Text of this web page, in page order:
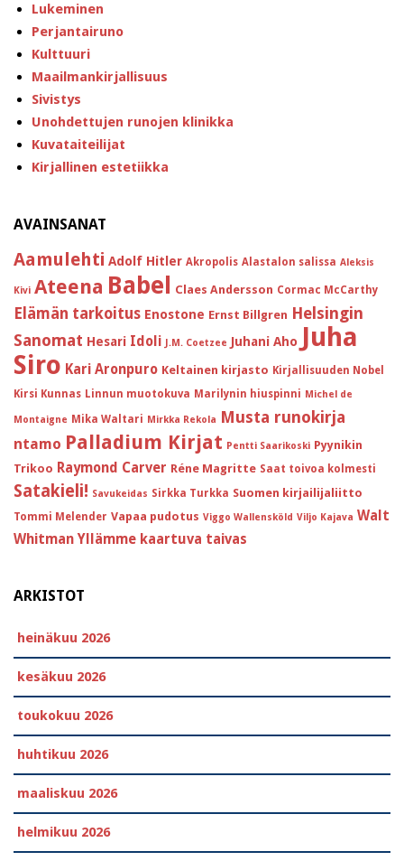
Lukeminen
Perjantairuno
Kulttuuri
Maailmankirjallisuus
Sivistys
Unohdettujen runojen klinikka
Kuvataiteilijat
Kirjallinen estetiikka
AVAINSANAT
Aamulehti Adolf Hitler Akropolis Alastalon salissa Aleksis
Kivi Ateena Babel Claes Andersson Cormac McCarthy
Elämän tarkoitus Enostone Ernst Billgren Helsingin
Sanomat Hesari Idoli J.M. Coetzee Juhani Aho Juha
Siro Kari Aronpuro Keltainen kirjasto Kirjallisuuden Nobel
Kirsi Kunnas Linnun muotokuva Marilynin hiuspinni Michel de
Montaigne Mika Waltari Mirkka Rekola Musta runokirja
ntamo Palladium Kirjat Pentti Saarikoski Pyynikin
Trikoo Raymond Carver Réne Magritte Saat toivoa kolmesti
Satakieli! Savukeidas Sirkka Turkka Suomen kirjailijaliitto
Tommi Melender Vapaa pudotus Viggo Wallensköld Viljo Kajava Walt
Whitman Yllämme kaartuva taivas
ARKISTOT
heinäkuu 2026
kesäkuu 2026
toukokuu 2026
huhtikuu 2026
maaliskuu 2026
helmikuu 2026